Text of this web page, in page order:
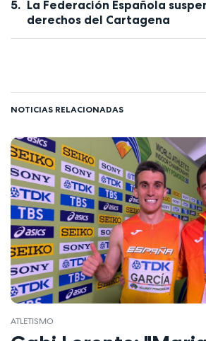
La Federación Española
derechos del Cartagena
NOTICIAS RELACIONADAS
ATLETISMO